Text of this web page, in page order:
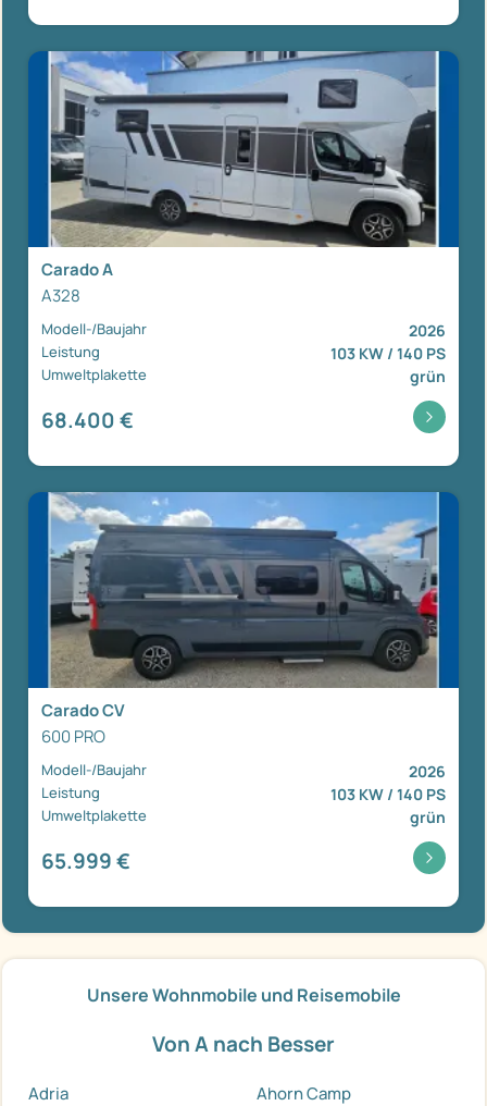
Carado A
A328
Modell-/Baujahr 2026
Leistung 103 KW / 140 PS
Umweltplakette grün
68.400 €
Carado CV
600 PRO
Modell-/Baujahr 2026
Leistung 103 KW / 140 PS
Umweltplakette grün
65.999 €
Unsere Wohnmobile und Reisemobile
Von A nach Besser
Adria
Ahorn Camp